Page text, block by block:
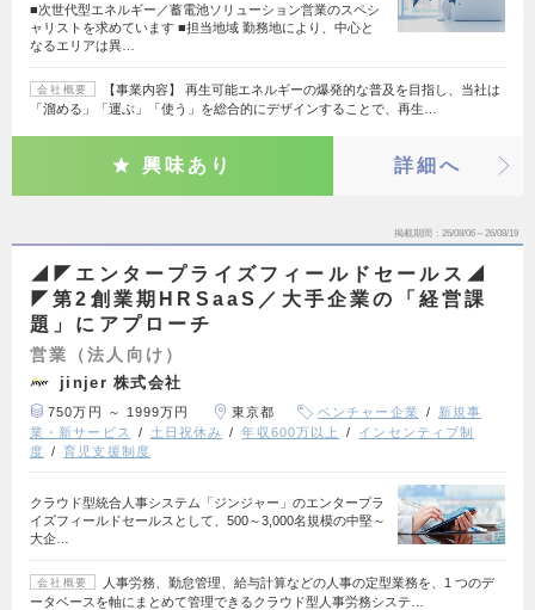
■次世代型エネルギー／蓄電池ソリューション営業のスペシ
ャリストを求めています ■担当地域 勤務地により、中心と
なるエリアは異…
会社概要
【事業内容】 再生可能エネルギーの爆発的な普及を目指し、当社は
「溜める」「運ぶ」「使う」を総合的にデザインすることで、再生…
興味あり 詳細へ
掲載期間 26/08/06～26/08/19
◢◤エンタープライズフィールドセールス◢
◤第2創業期HRSaaS／大手企業の「経営課
題」にアプローチ
営業（法人向け）
jinjer 株式会社
750万円 ～ 1999万円 東京都 ベンチャー企業
新規事
業・新サービス
土日祝休み 年収600万以上
インセンティブ制
度
育児支援制度
クラウド型統合人事システム「ジンジャー」のエンタープラ
イズフィールドセールスとして、500～3,000名規模の中堅～
大企…
会社概要
人事労務、勤怠管理、給与計算などの人事の定型業務を、1 つのデ
ータベースを軸にまとめて管理できるクラウド型人事労務システ…